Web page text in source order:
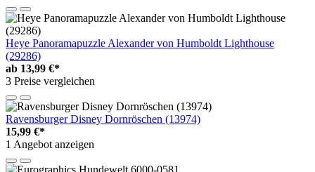
Heye Panoramapuzzle Alexander von Humboldt Lighthouse
(29286)
ab 13,99 €*
3 Preise vergleichen
Ravensburger Disney Dornröschen (13974)
15,99 €*
1 Angebot anzeigen